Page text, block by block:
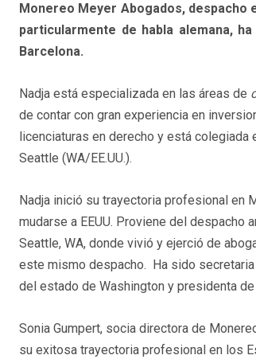
Monereo Meyer Abogados,
particularmente de habla alemana,
Barcelona.
Nadja está especializada en las áreas de
de contar con gran experiencia en
licenciaturas en derecho y está colegiada
Seattle (WA/EE.UU.).
Nadja inició su trayectoria profesional en
mudarse a EEUU. Proviene del despacho
Seattle, WA, donde vivió y ejerció de
este mismo despacho. Ha sido
del estado de Washington y presidenta
Sonia Gumpert, socia directora de
su exitosa trayectoria profesional en los